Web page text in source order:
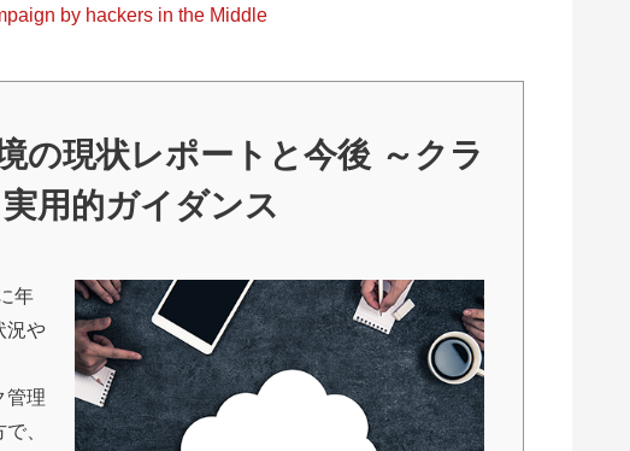
by hackers in the Middle
の現状レポートと今後 ～クラ
用的ガイダンス
年
況や
管理
、